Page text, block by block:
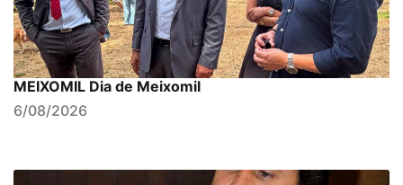
MEIXOMIL Dia de Meixomil
6/08/2026